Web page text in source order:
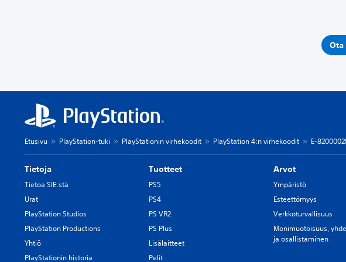
Etusivu PlayStation-tuki PlayStationin virhekoodit PlayStation 4:n virhekoodit E-
Tietoja
Tietoa SIE:stä
Urat
PlayStation Studios
PlayStation Productions
Yhtiö
PlayStationin historia
Tuotteet
PS5
PS4
PS VR2
PS Plus
Lisälaitteet
Pelit
Arvot
Ympäristö
Esteettömyys
Verkkoturvallisuus
Monimuotoisuus,
ja osallistaminen